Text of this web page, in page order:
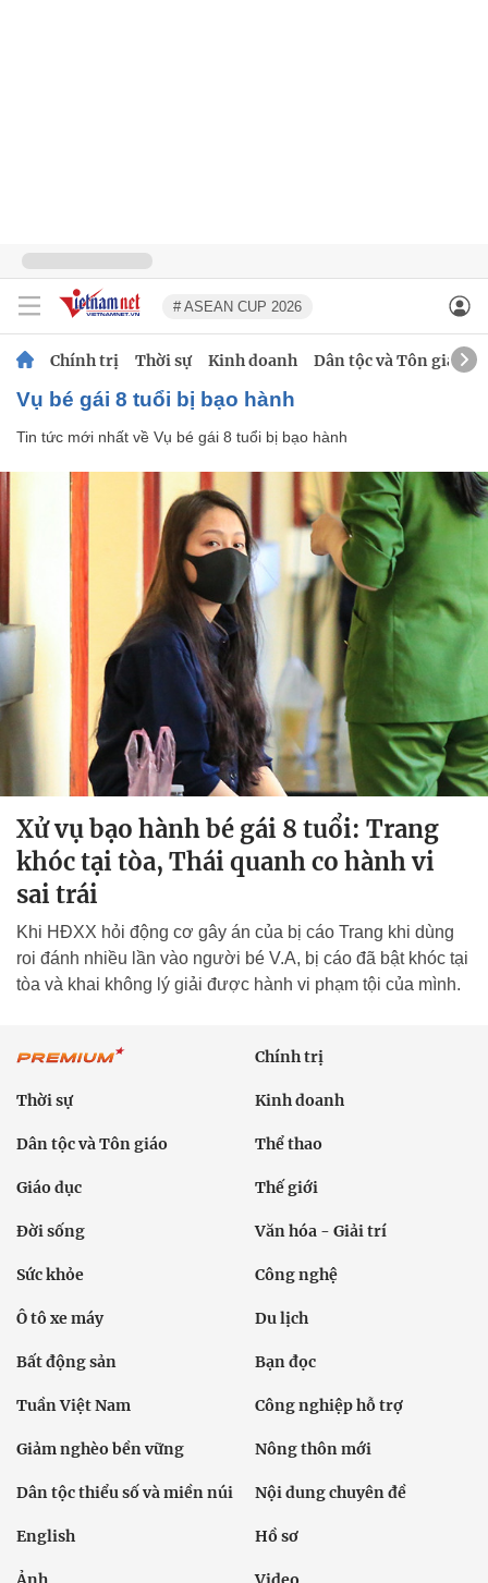
# ASEAN CUP 2026
Chính trị Thời sự Kinh doanh Dân tộc và Tôn giáo
Vụ bé gái 8 tuổi bị bạo hành
Tin tức mới nhất về Vụ bé gái 8 tuổi bị bạo hành
Xử vụ bạo hành bé gái 8 tuổi: Trang
khóc tại tòa, Thái quanh co hành vi
sai trái
Khi HĐXX hỏi động cơ gây án của bị cáo Trang khi dùng
roi đánh nhiều lần vào người bé V.A, bị cáo đã bật khóc tại
tòa và khai không lý giải được hành vi phạm tội của mình.
Chính trị
Thời sự Kinh doanh
Dân tộc và Tôn giáo Thể thao
Giáo dục Thế giới
Đời sống Văn hóa - Giải trí
Sức khỏe Công nghệ
Ô tô xe máy Du lịch
Bất động sản Bạn đọc
Tuần Việt Nam Công nghiệp hỗ trợ
Giảm nghèo bền vững Nông thôn mới
Dân tộc thiểu số và miền núi Nội dung chuyên đề
English Hồ sơ